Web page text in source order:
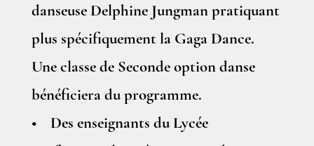
danseuse Delphine Jungman pratiquant
plus spécifiquement la Gaga Dance.
Une classe de Seconde option danse
bénéficiera du programme.
• Des enseignants du Lycée